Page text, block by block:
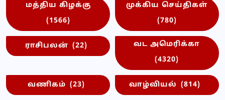
மத்திய கிழக்கு
(1566)
முக்கிய செய்திகள்
(780)
ராசிபலன் (22)
வட அமெரிக்கா
(4320)
வணிகம் (23) வாழ்வியல் (814)